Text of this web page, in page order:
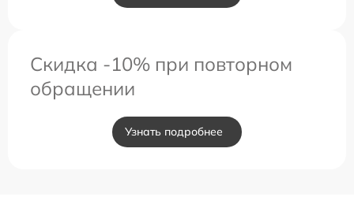
Скидка -10% при повторном
обращении
Узнать подробнее